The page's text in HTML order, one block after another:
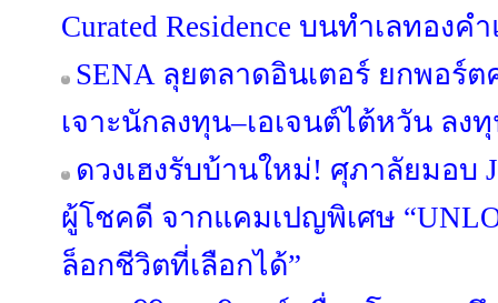
Curated Residence บนทำเลทองค
SENA ลุยตลาดอินเตอร์ ยกพอร์
เจาะนักลงทุน–เอเจนต์ไต้หวัน ลง
ดวงเฮงรับบ้านใหม่! ศุภาลัยมอบ
ผู้โชคดี จากแคมเปญพิเศษ
ล็อกชีวิตที่เลือกได้”